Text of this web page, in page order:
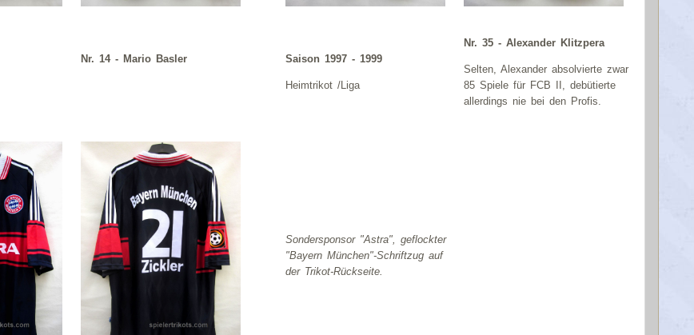
Nr. 14 - Mario Basler Saison 1997 - 1999
Heimtrikot /Liga
Nr. 35 - Alexander Klitzpera
Selten, Alexander absolvierte zwar
85 Spiele für FCB II, debütierte
allerdings nie bei den Profis.
Sondersponsor "Astra", geflockter
"Bayern München"-Schriftzug auf
der Trikot-Rückseite.